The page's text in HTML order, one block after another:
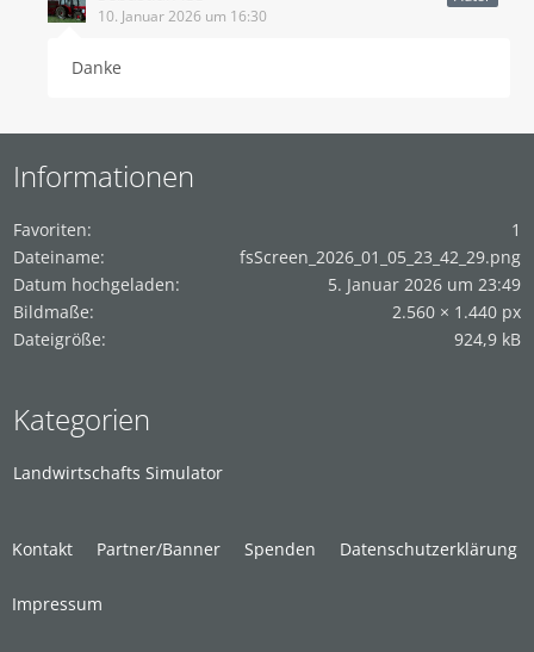
10. Januar 2026 um 16:30
Danke
Informationen
Favoriten
1
Dateiname
fsScreen_2026_01_05_23_42_29.png
Datum hochgeladen
5. Januar 2026 um 23:49
Bildmaße
2.560 × 1.440 px
Dateigröße
924,9 kB
Kategorien
Landwirtschafts Simulator
Kontakt Partner/Banner Spenden Datenschutzerklärung
Impressum